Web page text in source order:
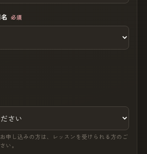
必須
申し込みの方は、レッスンを受けられる方のご
い。